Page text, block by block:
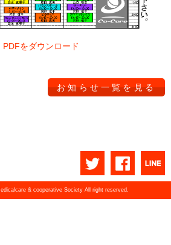
をダウンロード
お知らせ一覧を見る
& cooperative Society All right reserved.